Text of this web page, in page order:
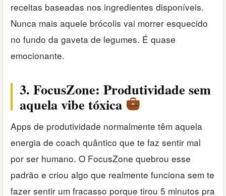
receitas baseadas nos ingredientes disponíveis.
Nunca mais aquele brócolis vai morrer esquecido
no fundo da gaveta de legumes. É quase
emocionante.
3. FocusZone: Produtividade sem
aquela vibe tóxica
Apps de produtividade normalmente têm aquela
energia de coach quântico que te faz sentir mal
por ser humano. O FocusZone quebrou esse
padrão e criou algo que realmente funciona sem te
fazer sentir um fracasso porque tirou 5 minutos pra